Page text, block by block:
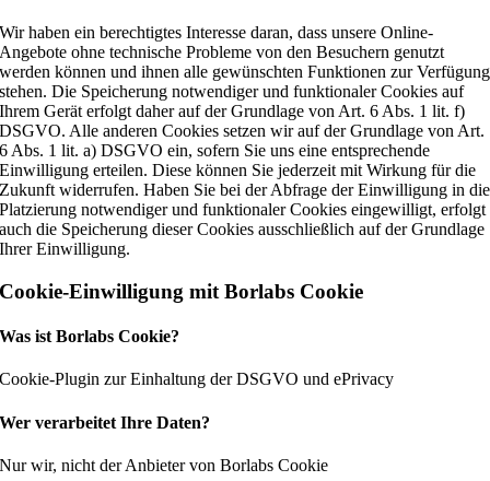
Wir haben ein berechtigtes Interesse daran, dass unsere Online-
Angebote ohne technische Probleme von den Besuchern genutzt
werden können und ihnen alle gewünschten Funktionen zur Verfügung
stehen. Die Speicherung notwendiger und funktionaler Cookies auf
Ihrem Gerät erfolgt daher auf der Grundlage von Art. 6 Abs. 1 lit. f)
DSGVO. Alle anderen Cookies setzen wir auf der Grundlage von Art.
6 Abs. 1 lit. a) DSGVO ein, sofern Sie uns eine entsprechende
Einwilligung erteilen. Diese können Sie jederzeit mit Wirkung für die
Zukunft widerrufen. Haben Sie bei der Abfrage der Einwilligung in die
Platzierung notwendiger und funktionaler Cookies eingewilligt, erfolgt
auch die Speicherung dieser Cookies ausschließlich auf der Grundlage
Ihrer Einwilligung.
Cookie-Einwilligung mit Borlabs Cookie
Was ist Borlabs Cookie?
Cookie-Plugin zur Einhaltung der DSGVO und ePrivacy
Wer verarbeitet Ihre Daten?
Nur wir, nicht der Anbieter von Borlabs Cookie